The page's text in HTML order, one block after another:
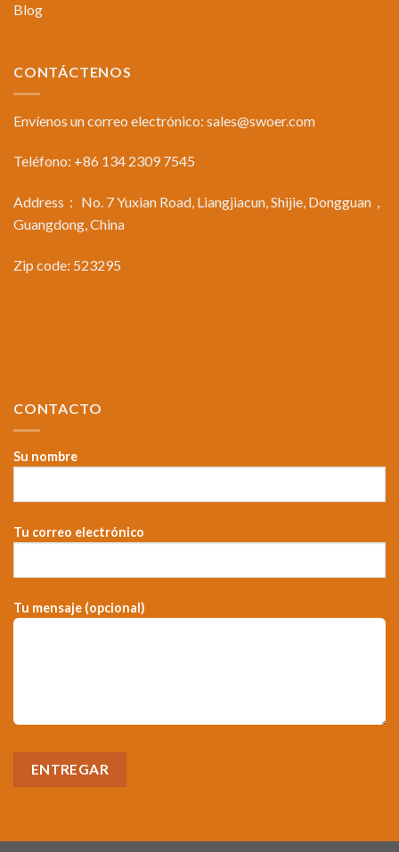
Blog
CONTÁCTENOS
Envíenos un correo electrónico: sales@swoer.com
Teléfono: +86 134 2309 7545
Address： No. 7 Yuxian Road, Liangjiacun, Shijie, Dongguan，
Guangdong, China
Zip code: 523295
CONTACTO
Su nombre
Tu correo electrónico
Tu mensaje (opcional)